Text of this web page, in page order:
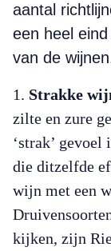
aantal
een heel
van de
Strakke
zilte en zure
‘strak’
die ditzelfde
wijn met een
kijken, zijn